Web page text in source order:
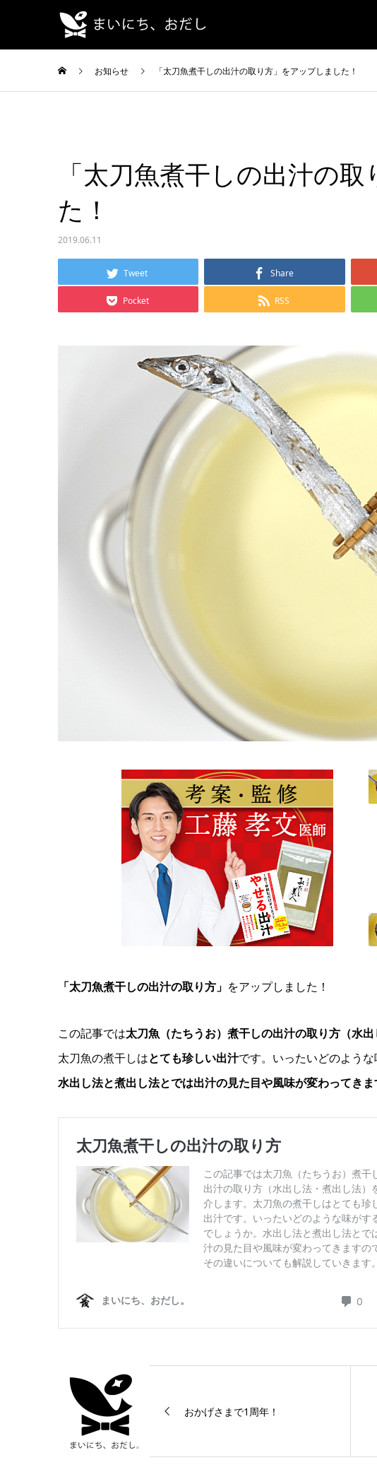
お知らせ 「太刀魚煮干しの出汁の取り方」をアップしました！
「太刀魚煮干しの出汁の
た！
2019.06.11
Tweet Share
Pocket RSS
「太刀魚煮干しの出汁の取り方」 をアップしました！
この記事では太刀魚（たちうお）煮干しの出汁の取り方（水出
太刀魚の煮干しはとても珍しい出汁です。いったいどのような
水出し法と煮出し法とでは出汁の見た目や風味が変わってきま
おかげさまで1周年！